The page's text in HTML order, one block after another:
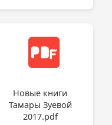
Новые книги
Тамары Зуевой
2017.pdf